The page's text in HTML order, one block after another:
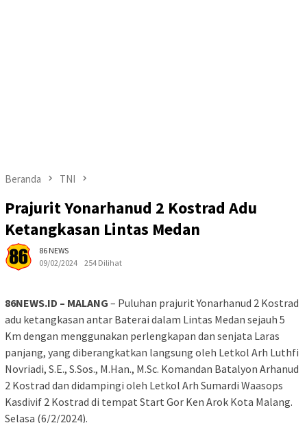
Beranda TNI
Prajurit Yonarhanud 2 Kostrad Adu
Ketangkasan Lintas Medan
86 NEWS
09/02/2024
254 Dilihat
86NEWS.ID – MALANG – Puluhan prajurit Yonarhanud 2 Kostrad
adu ketangkasan antar Baterai dalam Lintas Medan sejauh 5
Km dengan menggunakan perlengkapan dan senjata Laras
panjang, yang diberangkatkan langsung oleh Letkol Arh Luthfi
Novriadi, S.E., S.Sos., M.Han., M.Sc. Komandan Batalyon Arhanud
2 Kostrad dan didampingi oleh Letkol Arh Sumardi Waasops
Kasdivif 2 Kostrad di tempat Start Gor Ken Arok Kota Malang.
Selasa (6/2/2024).